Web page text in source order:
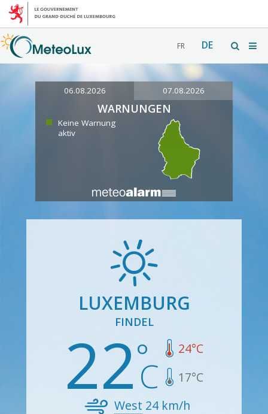
FR DE
06.08.2026 07.08.2026
WARNUNGEN
Keine Warnung
aktiv
LUXEMBURG
FINDEL
22 24°C
17°C
West 24 km/h